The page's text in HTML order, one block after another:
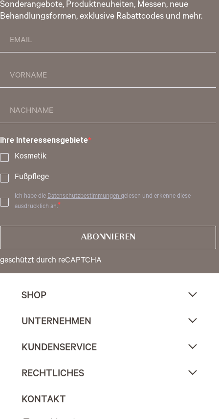
Sonderangebote, Produktneuheiten, Messen, neue
Behandlungsformen, exklusive Rabattcodes und mehr.
Ihre Interessensgebiete
Kosmetik
Fußpflege
Ich habe die Datenschutzbestimmungengelesen und erkenne diese
ausdrücklich an.
ABONNIEREN
geschützt durch reCAPTCHA
SHOP
UNTERNEHMEN
KUNDENSERVICE
RECHTLICHES
KONTAKT